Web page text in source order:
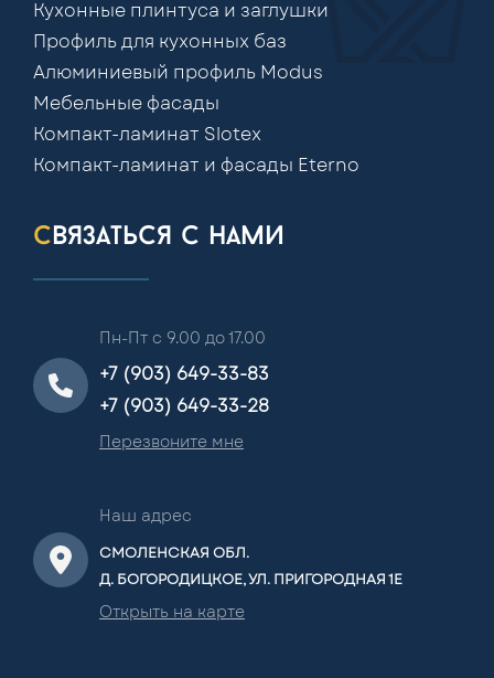
Кухонные плинтуса и заглушки
Профиль для кухонных баз
Алюминиевый профиль Modus
Мебельные фасады
Компакт-ламинат Slotex
Компакт-ламинат и фасады Eterno
связаться с нами
Пн-Пт с 9.00 до 17.00
+7 (903) 649-33-83
+7 (903) 649-33-28
Перезвоните мне
Наш адрес
СМОЛЕНСКАЯ ОБЛ.
Д. БОГОРОДИЦКОЕ, УЛ. ПРИГОРОДНАЯ 1Е
Открыть на карте